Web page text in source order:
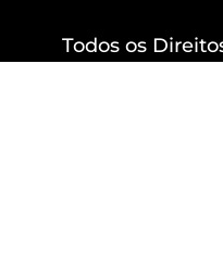
Todos os